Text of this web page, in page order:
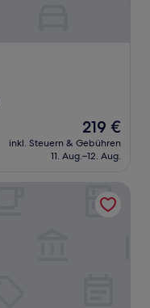
Der
Preis
beträgt
219 €
inkl. Steuern & Gebühren
11. Aug.–12. Aug.